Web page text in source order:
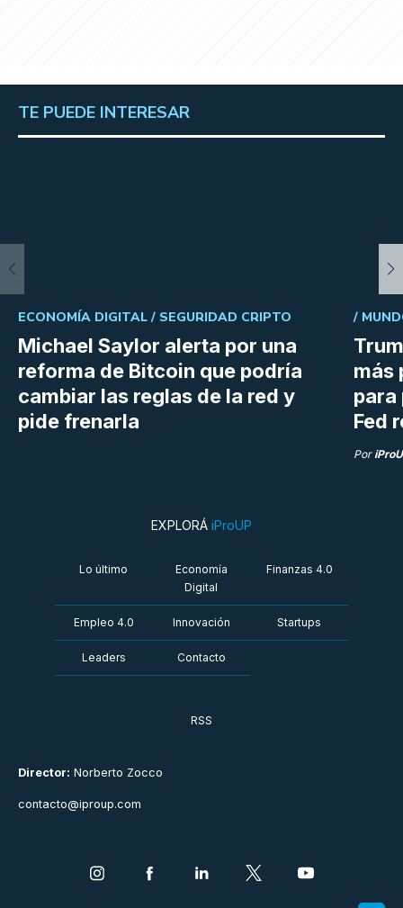
TE PUEDE INTERESAR
Michael Saylor alerta por una
reforma de Bitcoin que podría
cambiar las reglas de la red y
pide frenarla
ECONOMÍA DIGITAL / SEGURIDAD CRIPTO
más
para
Fed
/
Por
Director: Norberto Zocco
contacto@iproup.com
EXPLORÁ iProUP
Lo último
Economía
Digital
Finanzas 4.0
Empleo 4.0 Innovación Startups
Leaders Contacto
RSS